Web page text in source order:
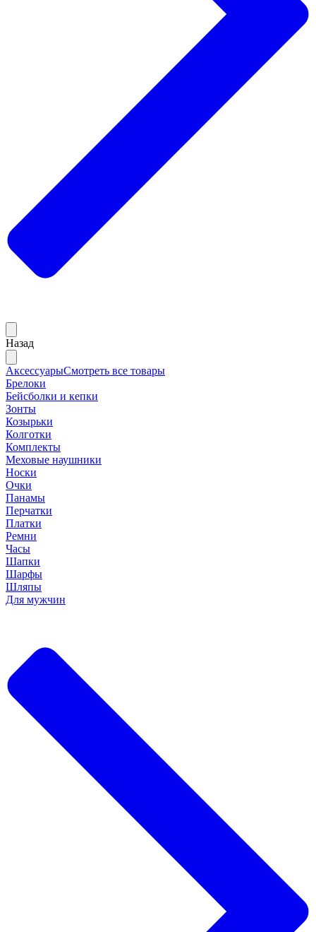
Назад
АксессуарыСмотреть все товары
Брелоки
Бейсболки и кепки
Зонты
Козырьки
Колготки
Комплекты
Меховые наушники
Носки
Очки
Панамы
Перчатки
Платки
Ремни
Часы
Шапки
Шарфы
Шляпы
Для мужчин